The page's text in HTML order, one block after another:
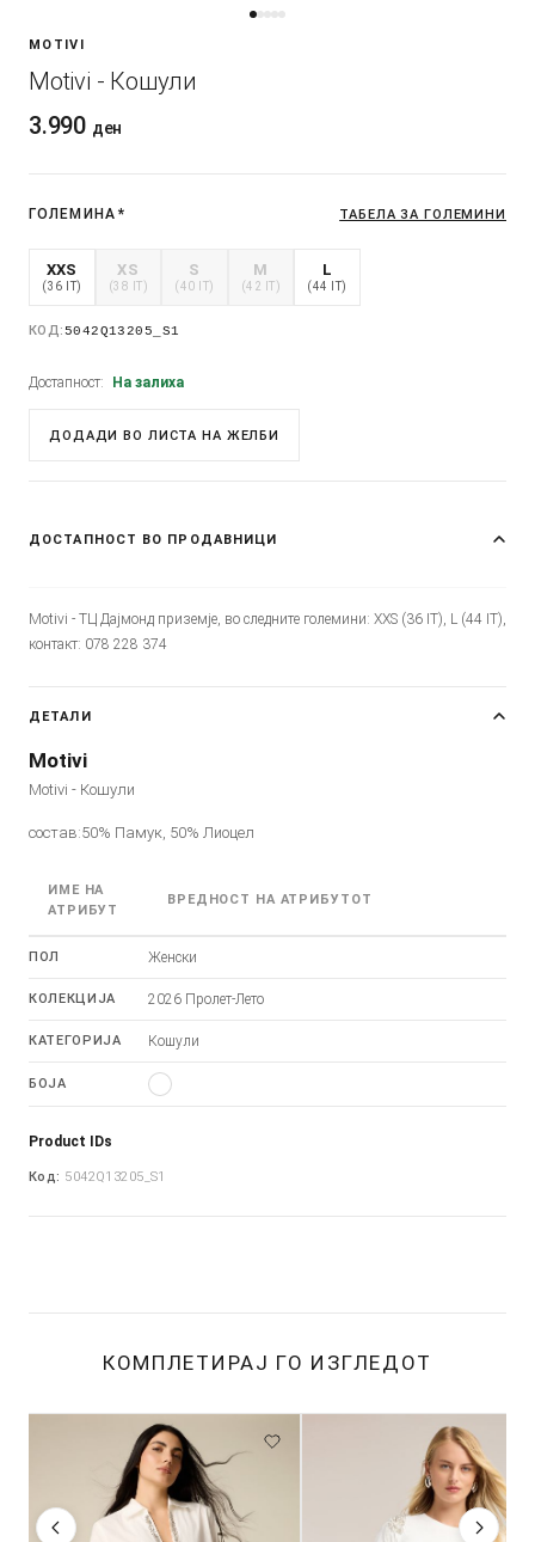
MOTIVI
Motivi - Кошули
3.990 ден
ГОЛЕМИНА * ТАБЕЛА ЗА ГОЛЕМИНИ
XXS
(36 IT)
XS
(38 IT)
S
(40 IT)
M
(42 IT)
L
(44 IT)
КОД:5042Q13205_S1
Достапност: На залиха
ДОДАДИ ВО ЛИСТА НА ЖЕЛБИ
ДОСТАПНОСТ ВО ПРОДАВНИЦИ
Motivi - ТЦ Дајмонд приземје, во следните големини: XXS (36 IT), L (44 IT),
контакт: 078 228 374
ДЕТАЛИ
Motivi
Motivi - Кошули
состав:50% Памук, 50% Лиоцел
ИМЕ НА
АТРИБУТ
ВРЕДНОСТ НА АТРИБУТОТ
ПОЛ Женски
КОЛЕКЦИЈА 2026 Пролет-Лето
КАТЕГОРИЈА Кошули
БОЈА
Product IDs
Код: 5042Q13205_S1
КОМПЛЕТИРАЈ ГО ИЗГЛЕДОТ